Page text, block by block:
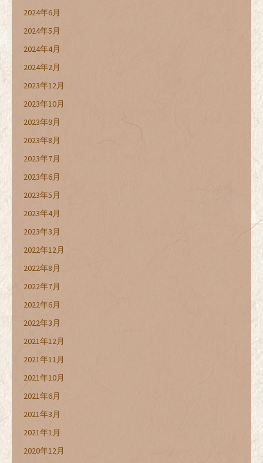
2024年6月
2024年5月
2024年4月
2024年2月
2023年12月
2023年10月
2023年9月
2023年8月
2023年7月
2023年6月
2023年5月
2023年4月
2023年3月
2022年12月
2022年8月
2022年7月
2022年6月
2022年3月
2021年12月
2021年11月
2021年10月
2021年6月
2021年3月
2021年1月
2020年12月